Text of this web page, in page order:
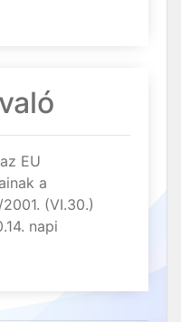
EU
a
(VI.30.)
napi